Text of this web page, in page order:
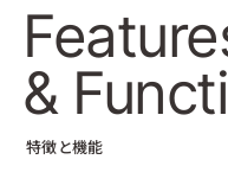
&
特徴と機能